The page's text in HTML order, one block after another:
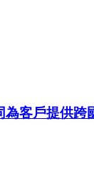
客戶提供跨